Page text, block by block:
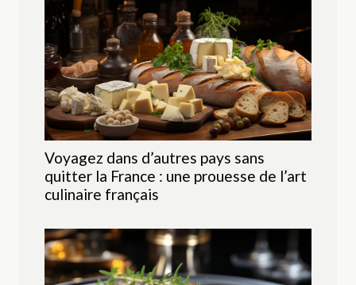
Voyagez dans d’autres pays sans
quitter la France : une prouesse de l’art
culinaire français